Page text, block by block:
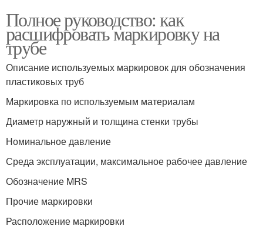
Полное руководство: как
расшифровать маркировку на
трубе
Описание используемых маркировок для обозначения
пластиковых труб
Маркировка по используемым материалам
Диаметр наружный и толщина стенки трубы
Номинальное давление
Среда эксплуатации, максимальное рабочее давление
Обозначение MRS
Прочие маркировки
Расположение маркировки